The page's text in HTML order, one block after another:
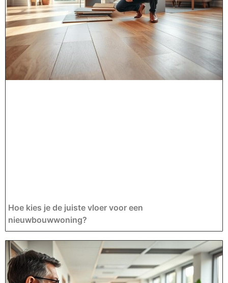
Hoe kies je de juiste vloer voor een
nieuwbouwwoning?